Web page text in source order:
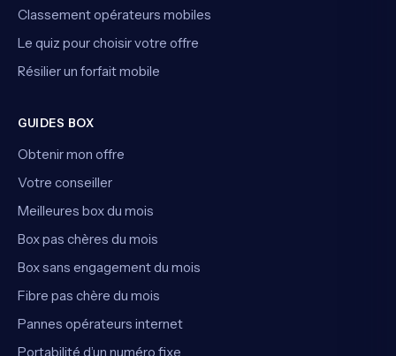
Classement opérateurs mobiles
Le quiz pour choisir votre offre
Résilier un forfait mobile
GUIDES BOX
Obtenir mon offre
Votre conseiller
Meilleures box du mois
Box pas chères du mois
Box sans engagement du mois
Fibre pas chère du mois
Pannes opérateurs internet
Portabilité d’un numéro fixe